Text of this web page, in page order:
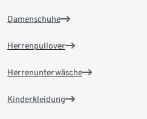
Damenschuhe
Herrenpullover
Herrenunterwäsche
Kinderkleidung